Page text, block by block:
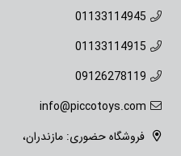
01133114945
01133114915
09126278119
info@piccotoys.com
فروشگاه حضوری: مازندران،